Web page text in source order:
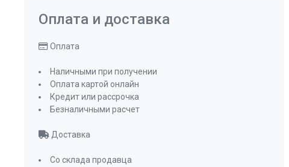
Оплата и доставка
Оплата
Наличными при получении
Оплата картой онлайн
Кредит или рассрочка
Безналичными расчет
Доставка
Со склада продавца